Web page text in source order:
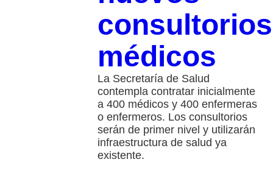
consultorios
médicos
La Secretaría de Salud
contempla contratar inicialmente
a 400 médicos y 400 enfermeras
o enfermeros. Los consultorios
serán de primer nivel y utilizarán
infraestructura de salud ya
existente.